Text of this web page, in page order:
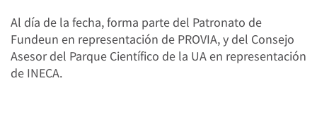
Al día de la fecha, forma parte del Patronato de
Fundeun en representación de PROVIA, y del Consejo
Asesor del Parque Científico de la UA en representación
de INECA.